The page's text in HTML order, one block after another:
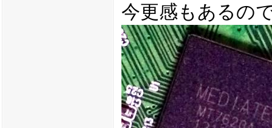
今更感もあるの